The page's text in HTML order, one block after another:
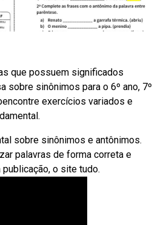
que possuem significados
sobre sinônimos para o 6º ano, 7º
exercícios variados e
sobre sinônimos e antônimos.
palavras de forma correta e
o site tudo.